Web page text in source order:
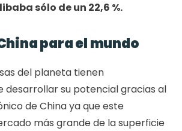
sólo de un 22,6 %.
para el mundo
del planeta tienen
desarrollar su potencial gracias al
de China ya que este
más grande de la superficie